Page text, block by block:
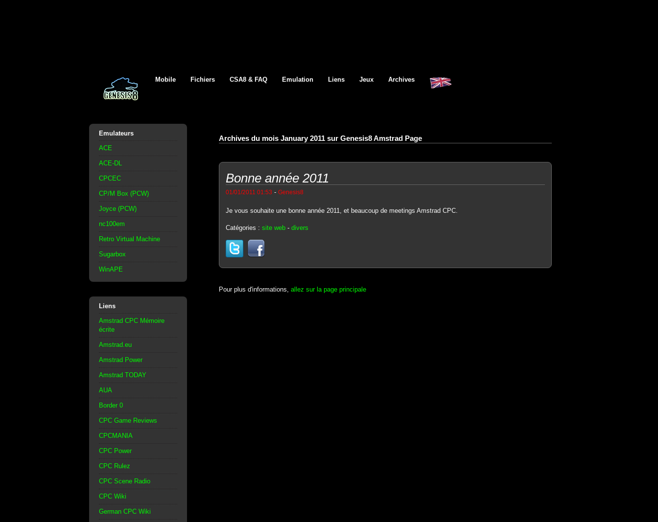
Mobile Fichiers CSA8 & FAQ Emulation Liens Jeux Archives
Emulateurs
ACE
ACE-DL
CPCEC
CP/M Box (PCW)
Joyce (PCW)
nc100em
Retro Virtual Machine
Sugarbox
WinAPE
Liens
Amstrad CPC Mémoire
écrite
Amstrad.eu
Amstrad Power
Amstrad TODAY
AUA
Border 0
CPC Game Reviews
CPCMANIA
CPC Power
CPC Rulez
CPC Scene Radio
CPC Wiki
German CPC Wiki
Archives du mois January 2011 sur Genesis8 Amstrad Page
Bonne année 2011
01/01/2011 01:53 - Genesis8
Je vous souhaite une bonne année 2011, et beaucoup de meetings Amstrad CPC.
Catégories : site web- divers
Pour plus d'informations, allez sur la page principale